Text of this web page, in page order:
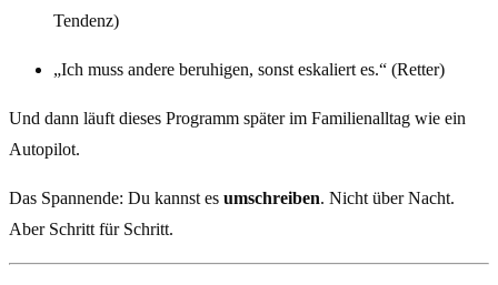
Tendenz)
„Ich muss andere beruhigen, sonst eskaliert es.“ (Retter)
Und dann läuft dieses Programm später im Familienalltag wie ein
Autopilot.
Das Spannende: Du kannst es umschreiben. Nicht über Nacht.
Aber Schritt für Schritt.